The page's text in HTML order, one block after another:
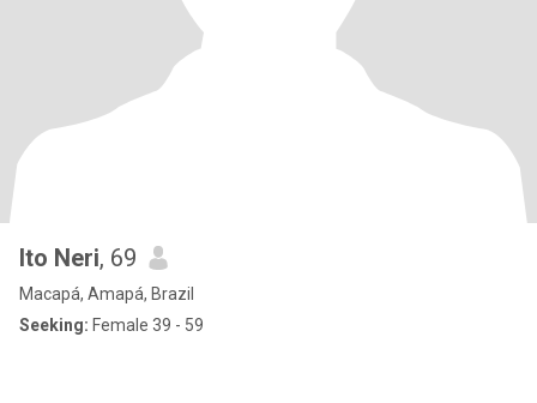
Ito Neri, 69
Macapá, Amapá, Brazil
Seeking: Female 39 - 59